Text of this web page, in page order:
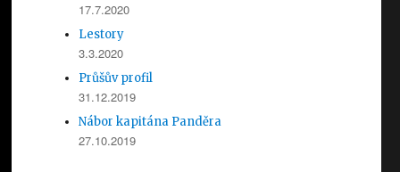
17.7.2020
Lestory
3.3.2020
Průšův profil
31.12.2019
Nábor kapitána Panděra
27.10.2019